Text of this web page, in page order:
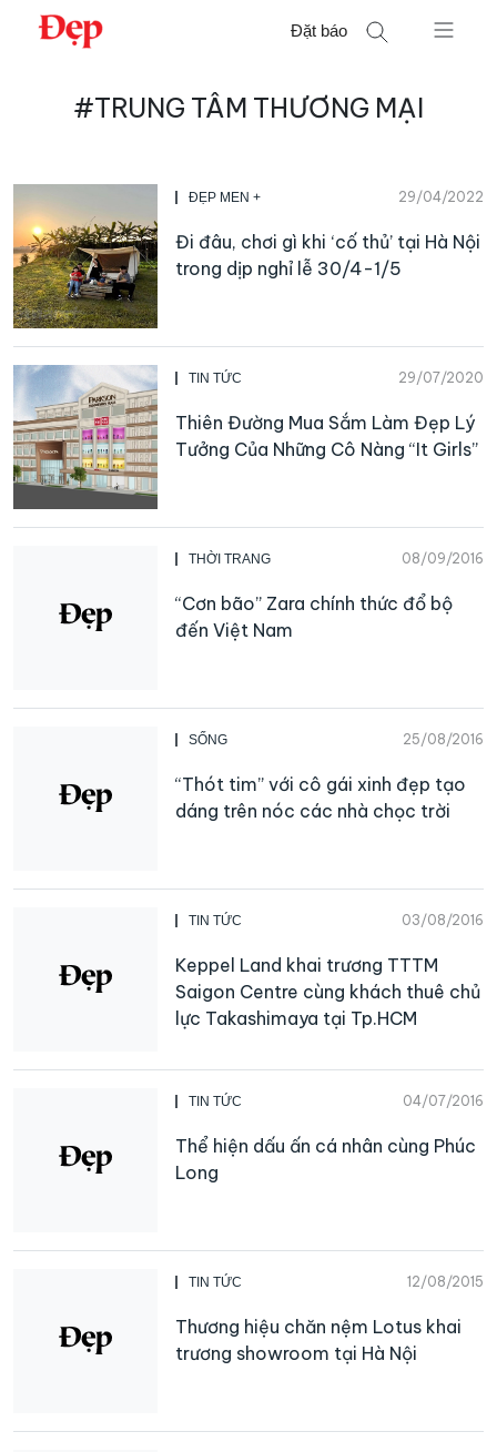
Chuyển
Đặt báo
#TRUNG TÂM THƯƠNG MẠI
ĐẸP MEN + 29/04/2022
Đi đâu, chơi gì khi ‘cố thủ’ tại Hà Nội
trong dịp nghỉ lễ 30/4-1/5
TIN TỨC 29/07/2020
Thiên Đường Mua Sắm Làm Đẹp Lý
Tưởng Của Những Cô Nàng “It Girls”
THỜI TRANG 08/09/2016
“Cơn bão” Zara chính thức đổ bộ
đến Việt Nam
SỐNG 25/08/2016
“Thót tim” với cô gái xinh đẹp tạo
dáng trên nóc các nhà chọc trời
TIN TỨC 03/08/2016
Keppel Land khai trương TTTM
Saigon Centre cùng khách thuê chủ
lực Takashimaya tại Tp.HCM
TIN TỨC 04/07/2016
Thể hiện dấu ấn cá nhân cùng Phúc
Long
TIN TỨC 12/08/2015
Thương hiệu chăn nệm Lotus khai
trương showroom tại Hà Nội